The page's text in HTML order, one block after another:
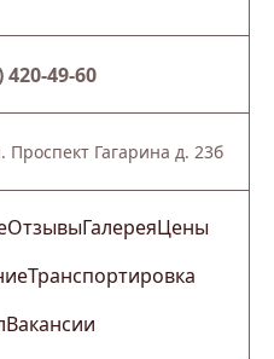
420-49-60
Гагарина д. 23б
ОтзывыГалереяЦены
Транспортировка
Вакансии